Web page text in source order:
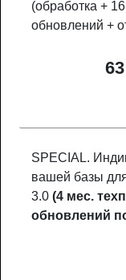
(обработка +
обновлений +
SPECIAL.
вашей базы
3.0 (4 мес.
обновлений